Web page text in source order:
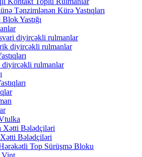
Tənzimlənən Kürə Yastıqları
Blok Yastığı
diyircəkli rulmanlar
diyircəkli rulmanlar
diyircəkli rulmanlar
Bələdçiləri
Bələdçiləri
Top Sürüşmə Bloku
Vint